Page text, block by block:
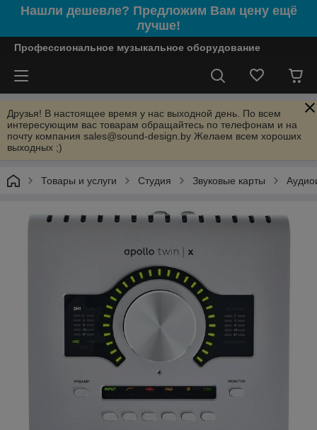
Нашли дешевле? Предложим Вам цену ещё
лучше!
Профессиональное музыкальное оборудование
Друзья! В настоящее время у нас выходной день. По всем
интересующим вас товарам обращайтесь по телефонам и на
почту компания sales@sound-design.by Желаем всем хороших
выходных ;)
Товары и услуги Студия Звуковые карты